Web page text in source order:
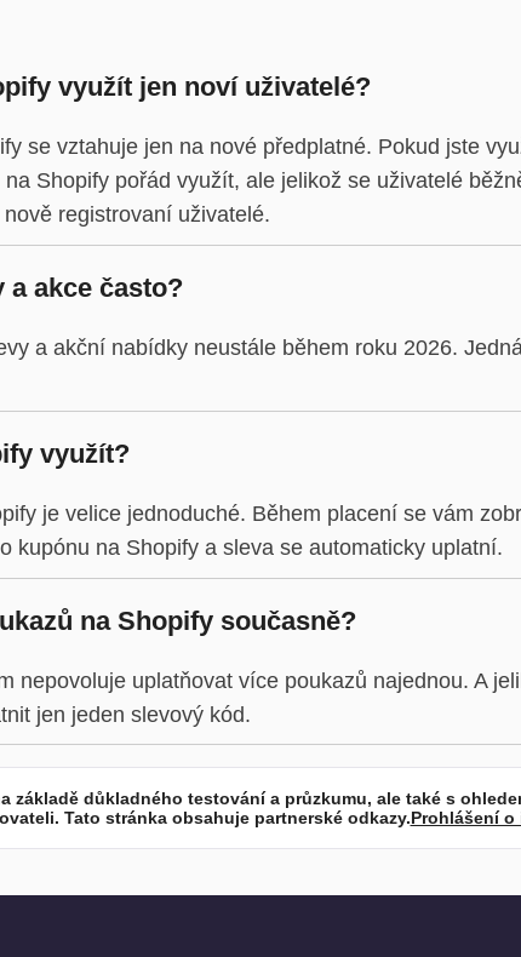
využít jen noví uživatelé?
se vztahuje jen na nové předplatné. Pokud jste
Shopify pořád využít, ale jelikož se uživatelé
registrovaní uživatelé.
a akce často?
a akční nabídky neustále během roku 2026.
využít?
je velice jednoduché. Během placení se vám
kupónu na Shopify a sleva se automaticky uplatní.
na Shopify současně?
nepovoluje uplatňovat více poukazů najednou. A
jen jeden slevový kód.
základě důkladného testování a průzkumu, ale také s
Tato stránka obsahuje partnerské odkazy.Prohlášení o